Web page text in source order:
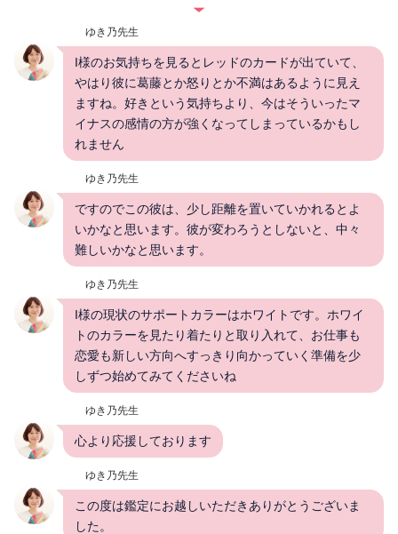
ゆき乃先生
I様のお気持ちを見るとレッドのカードが出ていて、
やはり彼に葛藤とか怒りとか不満はあるように見え
ますね。好きという気持ちより、今はそういったマ
イナスの感情の方が強くなってしまっているかもし
れません
ゆき乃先生
ですのでこの彼は、少し距離を置いていかれるとよ
いかなと思います。彼が変わろうとしないと、中々
難しいかなと思います。
ゆき乃先生
I様の現状のサポートカラーはホワイトです。ホワイ
トのカラーを見たり着たりと取り入れて、お仕事も
恋愛も新しい方向へすっきり向かっていく準備を少
しずつ始めてみてくださいね
ゆき乃先生
心より応援しております
ゆき乃先生
この度は鑑定にお越しいただきありがとうございま
した。